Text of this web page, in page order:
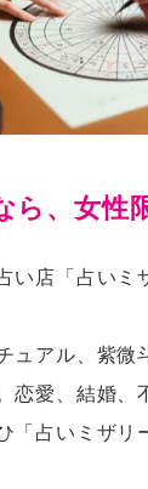
、女性
店「占いミ
ュアル、紫
恋愛、結婚
占いミザリ